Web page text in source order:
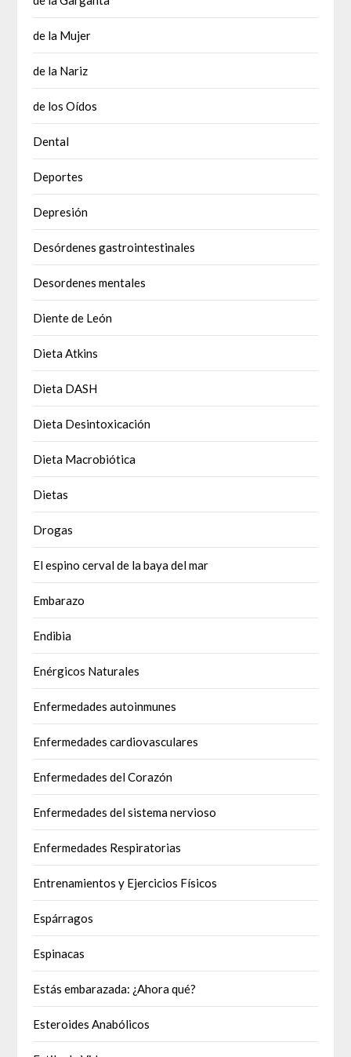
de la Mujer
de la Nariz
de los Oídos
Dental
Deportes
Depresión
Desórdenes gastrointestinales
Desordenes mentales
Diente de León
Dieta Atkins
Dieta DASH
Dieta Desintoxicación
Dieta Macrobiótica
Dietas
Drogas
El espino cerval de la baya del mar
Embarazo
Endibia
Enérgicos Naturales
Enfermedades autoinmunes
Enfermedades cardiovasculares
Enfermedades del Corazón
Enfermedades del sistema nervioso
Enfermedades Respiratorias
Entrenamientos y Ejercicios Físicos
Espárragos
Espinacas
Estás embarazada: ¿Ahora qué?
Esteroides Anabólicos